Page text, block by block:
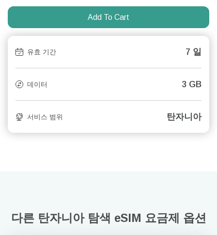
Add To Cart
유효 기간 7 일
데이터 3 GB
서비스 범위 탄자니아
다른 탄자니아 탐색 eSIM 요금제 옵션